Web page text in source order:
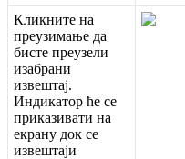
Кликните на
преузимање да
бисте преузели
изабрани
извештај.
Индикатор ће се
приказивати на
екрану док се
извештаји